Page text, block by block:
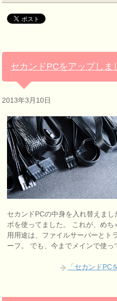
セカンドPCをアップしま
2013年3月10日
セカンドPCの中身を入れ替えま
ボを使ってました。 これが、め
用用途は、ファイルサーバーとト
ーフ。 でも、今までメインで使っ
「セカンドPC